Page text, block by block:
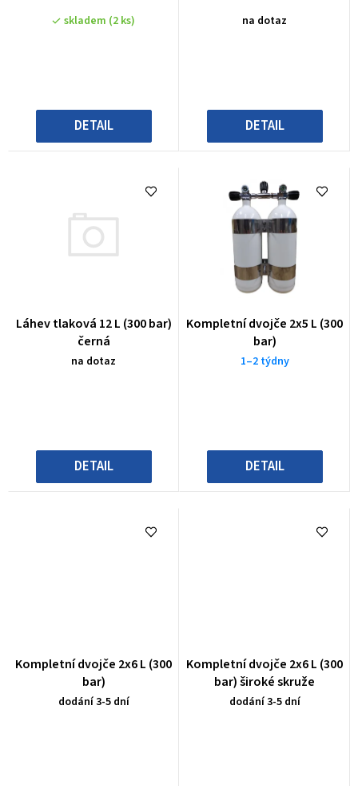
skladem (2 ks)
DETAIL
na dotaz
DETAIL
Láhev tlaková 12 L (300 bar)
černá
na dotaz
DETAIL
Kompletní dvojče 2x5 L (300
bar)
1–2 týdny
DETAIL
Kompletní dvojče 2x6 L (300
bar)
dodání 3-5 dní
Kompletní dvojče 2x6 L (300
bar) široké skruže
dodání 3-5 dní